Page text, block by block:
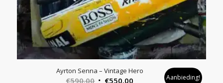
Ayrton Senna – Vintage Hero
€590.00 Oorspronkelijke
€550.00 Aanbieding!